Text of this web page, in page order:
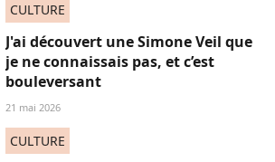
CULTURE
J'ai découvert une Simone Veil que
je ne connaissais pas, et c’est
bouleversant
21 mai 2026
CULTURE